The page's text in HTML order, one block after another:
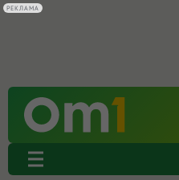
РЕКЛАМА